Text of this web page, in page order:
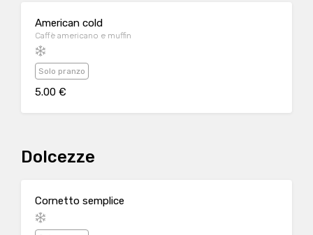
American cold
Caffè americano e muffin
Solo pranzo
5.00 €
Dolcezze
Cornetto semplice